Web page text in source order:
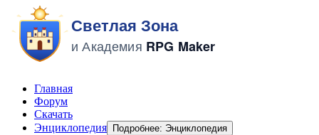
Главная
Форум
Скачать
Энциклопедия
Подробнее: Энциклопедия